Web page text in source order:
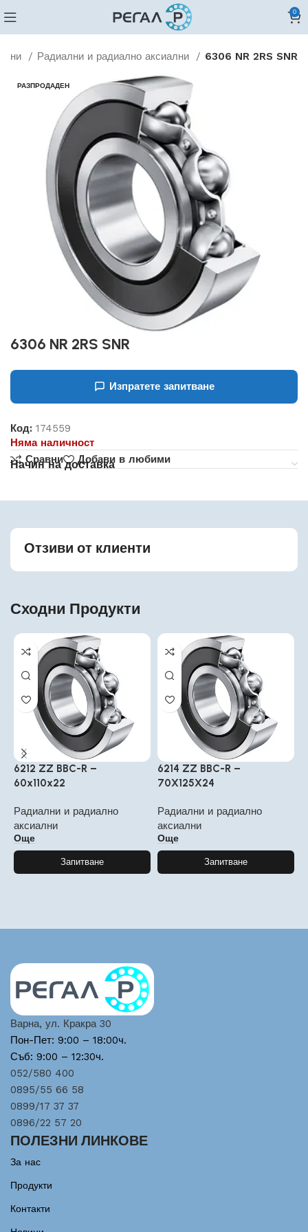
0
Радиални и радиално аксиални 6306 NR 2RS SNR
РАЗПРОДАДЕН
6306 NR 2RS SNR
Изпратете запитване
Код:174559
Няма наличност
Сравни
Добави в любими
Начин на доставка
Отзиви от клиенти
Сходни Продукти
6212 ZZ BBC-R –
60x110x22
Радиални и радиално
аксиални
Още
Запитване
6214 ZZ BBC-R –
70X125X24
Радиални и радиално
аксиални
Още
Запитване
Варна, ул. Кракра 30
Пон-Пет: 9:00 – 18:00ч.
Съб: 9:00 – 12:30ч.
052/580 400
0895/55 66 58
0899/17 37 37
0896/22 57 20
ПОЛЕЗНИ ЛИНКОВЕ
За нас
Продукти
Контакти